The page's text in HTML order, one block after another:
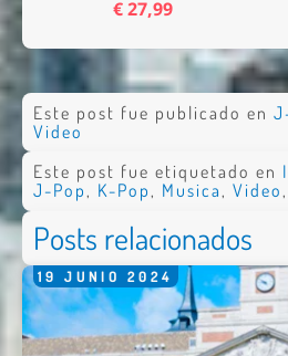
€ 27,99
Este post fue publicado en
Video
Este post fue etiquetado en
J-Pop, K-Pop, Musica, Video,
Posts relacionados
19 JUNIO 2024